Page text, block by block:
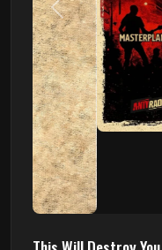
This Will Destroy You
09.08 - Poznań, Klub
Sound Of The Ages